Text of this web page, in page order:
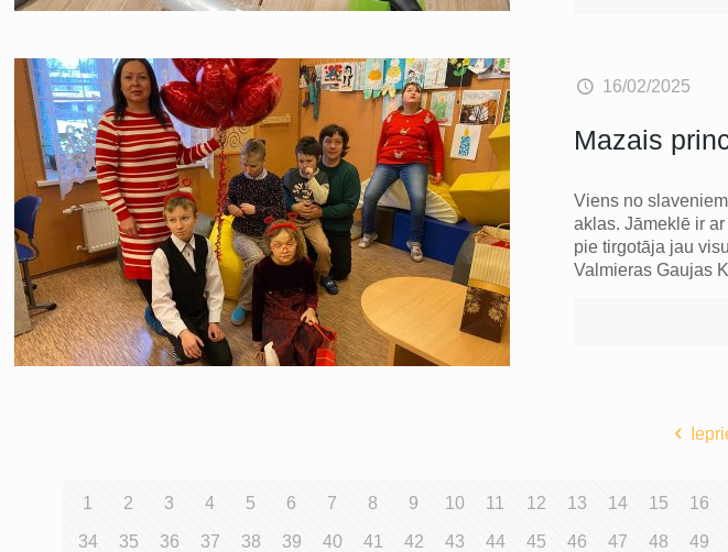
16/02/2025
Mazais
Viens no
aklas. Jāmeklē ir
pie tirgotāja jau
Valmieras Gaujas
1 2 3 4 5 6 7 8 9 10 11 12 13 14 15 16
34 35 36 37 38 39 40 41 42 43 44 45 46 47 48 49